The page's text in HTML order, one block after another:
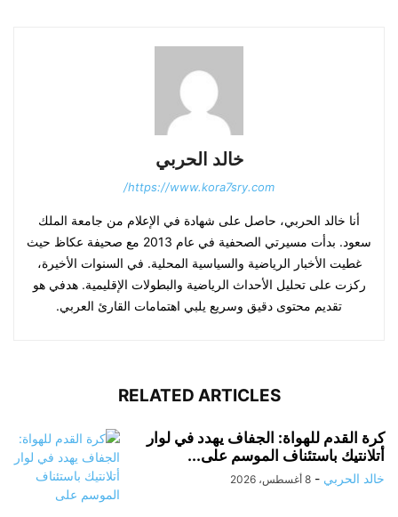
خالد الحربي
https://www.kora7sry.com/
أنا خالد الحربي، حاصل على شهادة في الإعلام من جامعة الملك
سعود. بدأت مسيرتي الصحفية في عام 2013 مع صحيفة عكاظ حيث
غطيت الأخبار الرياضية والسياسية المحلية. في السنوات الأخيرة،
ركزت على تحليل الأحداث الرياضية والبطولات الإقليمية. هدفي هو
تقديم محتوى دقيق وسريع يلبي اهتمامات القارئ العربي.
RELATED ARTICLES
كرة القدم للهواة: الجفاف يهدد في لوار
أتلانتيك باستئناف الموسم على...
خالد الحربي - 8 أغسطس، 2026